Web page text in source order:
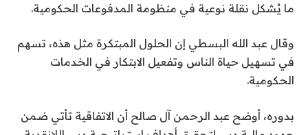
ما يُشكل نقلة نوعية في منظومة المدفوعات الحكومية.
وقال عبد الله البسطي إن الحلول المبتكرة مثل هذه، تسهم
في تسهيل حياة الناس وتفعيل الابتكار في الخدمات
الحكومية.
بدوره، أوضح عبد الرحمن آل صالح أن الاتفاقية تأتي ضمن